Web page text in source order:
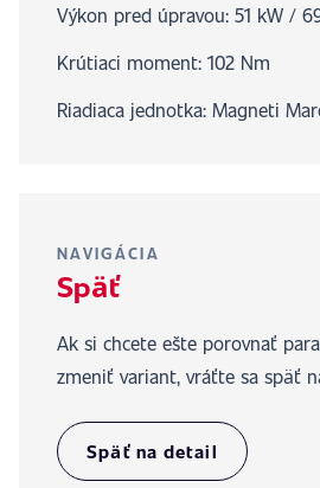
Výkon pred úpravou: 51 kW /
Krútiaci moment: 102 Nm
Riadiaca jednotka: Magneti
NAVIGÁCIA
Späť
Ak si chcete ešte porovnať
zmeniť variant, vráťte sa späť
Späť na detail